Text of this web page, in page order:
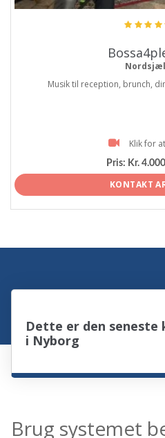
Musik til reception, brunch,
Klik for
Pris: Kr.
KONTAKT
Dette er den seneste
i Nyborg
Brug systemet